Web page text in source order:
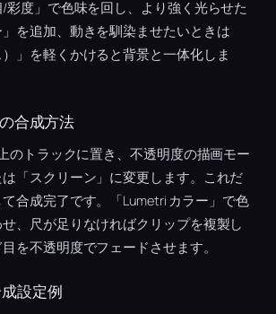
彩度」で色味を回し、より強く光らせた
を追加、動きを馴染ませたいときは
）」を軽くかけると背景と一体化しま
合成方法
のトラックに置き、不透明度の描画モー
は「スクリーン」に変更します。これだ
合成完了です。「Lumetri カラー」で色
、尺が足りなければクリップを複製し
を不透明度でフェードさせます。
設定例